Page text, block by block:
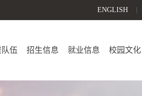
ENGLISH
伍 招生信息 就业信息 校园文化